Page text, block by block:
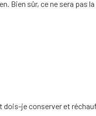
Bien sûr, ce ne sera pas
dois-je conserver et